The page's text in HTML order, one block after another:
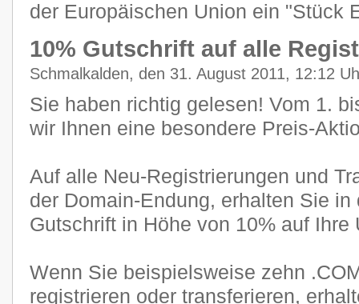
der Europäischen Union ein "Stück
10% Gutschrift auf alle
Schmalkalden, den 31. August 2011, 12:12
Sie haben richtig gelesen! Vom 1.
wir Ihnen eine besondere Preis-
Auf alle Neu-Registrierungen und
der Domain-Endung, erhalten Sie
Gutschrift in Höhe von 10% auf Ihre
Wenn Sie beispielsweise zehn
registrieren oder transferieren,